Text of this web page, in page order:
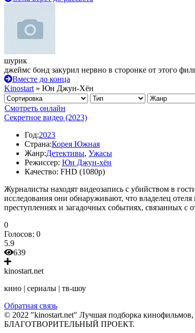
шурик
джеймс бонд закурил нервно в сторонке от этого
Вместе до конца
Kinostart » Юн Джун-Хён
Смотреть онлайн
Секретное видео (2023)
Год:2023
Страна:Корея Южная
Жанр:Детективы, Ужасы
Режиссер: Юн Джун-хён
Качество: FHD (1080p)
Журналисты находят видеозапись с убийством в
исследования они обнаруживают, что владелец
преступлениях и загадочных событиях, связанных
0
Голосов: 0
5.9
639
kinostart.net
кино | сериалы | тв-шоу
Обратная связь
© 2022 "kinostart.net" Лучшая подборка кинофильмов,
БЛАГОТВОРИТЕЛЬНЫЙ ПРОЕКТ.